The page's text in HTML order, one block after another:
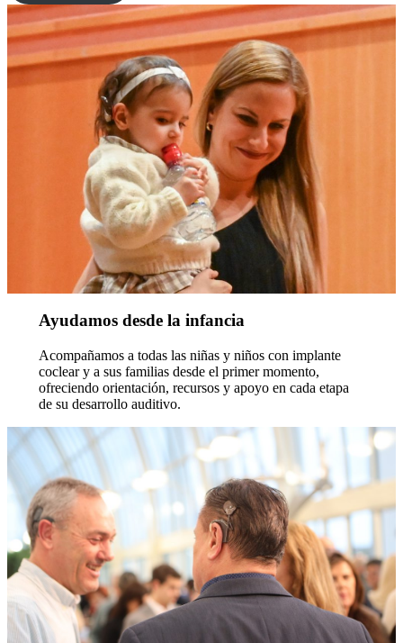
Ayudamos desde la infancia
Acompañamos a todas las niñas y niños con implante
coclear y a sus familias desde el primer momento,
ofreciendo orientación, recursos y apoyo en cada etapa
de su desarrollo auditivo.